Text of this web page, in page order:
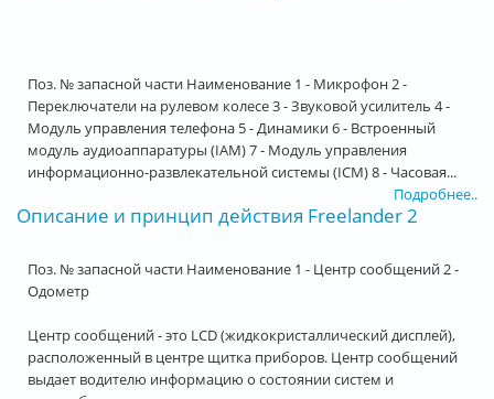
Поз. № запасной части Наименование 1 - Микрофон 2 -
Переключатели на рулевом колесе 3 - Звуковой усилитель 4 -
Модуль управления телефона 5 - Динамики 6 - Встроенный
модуль аудиоаппаратуры (IAM) 7 - Модуль управления
информационно-развлекательной системы (ICM) 8 - Часовая...
Подробнее..
Описание и принцип действия Freelander 2
Поз. № запасной части Наименование 1 - Центр сообщений 2 -
Одометр
Центр сообщений - это LCD (жидкокристаллический дисплей),
расположенный в центре щитка приборов. Центр сообщений
выдает водителю информацию о состоянии систем и